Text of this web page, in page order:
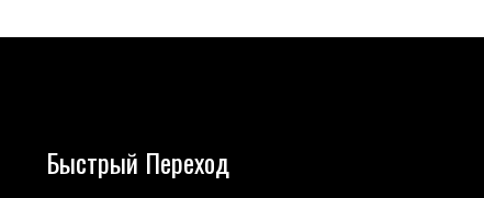
Быстрый Переход